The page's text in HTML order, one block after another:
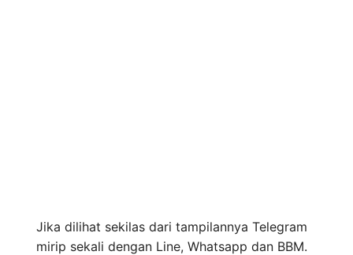
Jika dilihat sekilas dari tampilannya Telegram
mirip sekali dengan Line, Whatsapp dan BBM.